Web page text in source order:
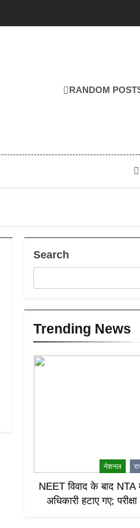
RANDOM
Search
Trending News
नेशनल
NEET विवाद के बाद
अधिकारी हटाए गए; परीक्षा